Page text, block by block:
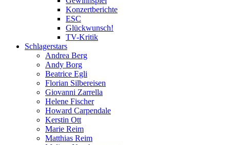
Konzertberichte
ESC
Glückwunsch!
TV-Kritik
Schlagerstars
Andrea Berg
Andy Borg
Beatrice Egli
Florian Silbereisen
Giovanni Zarrella
Helene Fischer
Howard Carpendale
Kerstin Ott
Marie Reim
Matthias Reim